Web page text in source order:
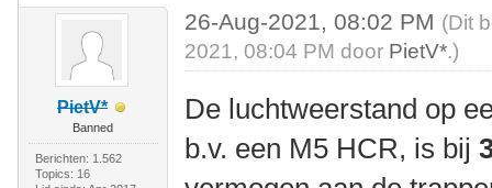
PietV*
Banned
Berichten: 1.562
Topics: 16
26-Aug-2021, 08:02 PM (Dit
2021, 08:04 PM door PietV*.)
De luchtweerstand op
b.v. een M5 HCR, is bij